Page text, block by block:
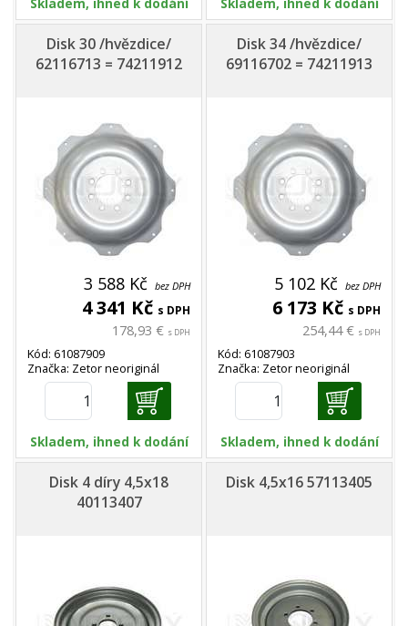
Disk 30 /hvězdice/
62116713 = 74211912
3 588 Kč bez DPH
4 341 Kč s DPH
178,93 € s DPH
Kód: 61087909
Značka: Zetor neoriginál
Skladem, ihned k dodání
Disk 34 /hvězdice/
69116702 = 74211913
5 102 Kč bez DPH
6 173 Kč s DPH
254,44 € s DPH
Kód: 61087903
Značka: Zetor neoriginál
Skladem, ihned k dodání
Disk 4 díry 4,5x18
40113407
Disk 4,5x16 57113405